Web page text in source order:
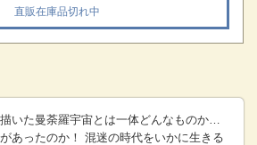
直販在庫品切れ中
いた曼荼羅宇宙とは一体どんなものか…
あったのか！ 混迷の時代をいかに生きる